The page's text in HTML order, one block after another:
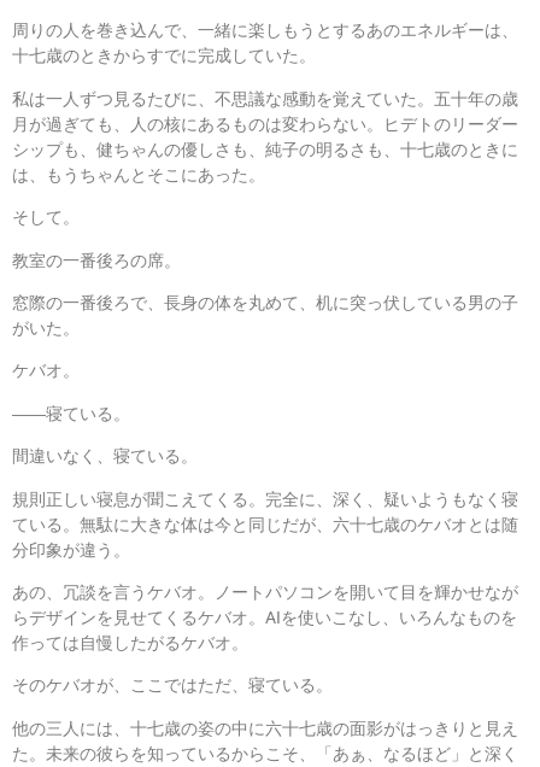
周りの人を巻き込んで、一緒に楽しもうとするあのエネルギーは、
十七歳のときからすでに完成していた。
私は一人ずつ見るたびに、不思議な感動を覚えていた。五十年の歳
月が過ぎても、人の核にあるものは変わらない。ヒデトのリーダー
シップも、健ちゃんの優しさも、純子の明るさも、十七歳のときに
は、もうちゃんとそこにあった。
そして。
教室の一番後ろの席。
窓際の一番後ろで、長身の体を丸めて、机に突っ伏している男の子
がいた。
ケバオ。
――寝ている。
間違いなく、寝ている。
規則正しい寝息が聞こえてくる。完全に、深く、疑いようもなく寝
ている。無駄に大きな体は今と同じだが、六十七歳のケバオとは随
分印象が違う。
あの、冗談を言うケバオ。ノートパソコンを開いて目を輝かせなが
らデザインを見せてくるケバオ。AIを使いこなし、いろんなものを
作っては自慢したがるケバオ。
そのケバオが、ここではただ、寝ている。
他の三人には、十七歳の姿の中に六十七歳の面影がはっきりと見え
た。未来の彼らを知っているからこそ、「あぁ、なるほど」と深く